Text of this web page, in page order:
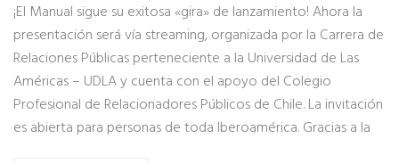
¡El Manual sigue su exitosa «gira» de lanzamiento! Ahora la
presentación será vía streaming, organizada por la Carrera de
Relaciones Públicas perteneciente a la Universidad de Las
Américas – UDLA y cuenta con el apoyo del Colegio
Profesional de Relacionadores Públicos de Chile. La invitación
es abierta para personas de toda Iberoamérica. Gracias a la